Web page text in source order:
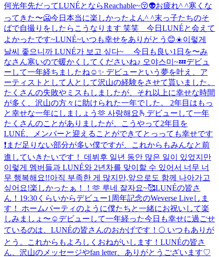
何光年先だってLUNÉとならReachable~😚👽お疲れ^ ^寒くな
ってきた〜🥶今日本当に楽しかったよん^ ^末っ子たちのそ
ばで自撮りをしたらこうなります 笑笑 今日LUNÉと会えて
よかったです~LUNÉ~いつも幸せをありがとう😊☀️이렇게
날씨 좋으니까 LUNÉ가 보고 싶다~ 今日も良い1日を〜み
なさん寒いので暖かくしてくださいね♪ 오야스미~💤デビュ
ーして一年経ちましたね☺️✨ デビューという夢を叶え、ア
ーティストとして人として沢山の経験をさせて貰いました。
たくさんの失敗やミスもしましたが、それ以上に幸せな時間
が多く、沢山の方々に助けられた一年でした。 2年目はもっ
と幸せな一年にしましょう🫶 사랑해요🫰 デビューして一年
たくさんのことがありましたが、こうやって2年目を
LUNÉ、メンバーと迎えることができてとっっても幸せです
❗まだ足りない部分が多い僕ですが、これからもみんなと前
進していきたいです！ 데뷔후 일년 동안 많은 일이 있었지만
이렇게 멤버들과 LUNÉ와 2년차를 맞이할 수 있어서 너무 너
무 행복해요!!아직 부족한 게 많지만,앞으로도 함께 나아가고
싶어요!楽しかったぁ！！🫶 루네 잘자요~🥰LUNÉの皆さ
ん！19:30くらいからデビュー1周年記念のWeverse Liveしま
す！ ホームパーティのように僕たちと一緒にお祝いして楽
しみましょ〜☺️ デビューして一年経った今日も幸せに過ごせ
ているのは、LUNÉの皆さんのおかげです！🌕 いつもありが
とう。これからもよろしくおねがいします！ LUNÉの皆さ
ん、沢山のメッセージやfan letter、ありがとうございます♡